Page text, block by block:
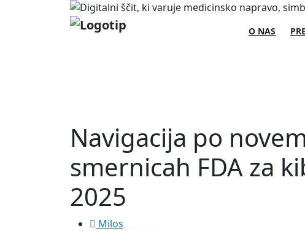
O NAS
Navigacija po
smernicah FDA za
2025
Milos